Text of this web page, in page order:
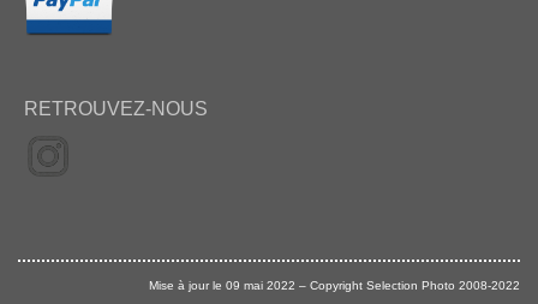
RETROUVEZ-NOUS
Mise à jour le 09 mai 2022 – Copyright Selection Photo 2008-2022